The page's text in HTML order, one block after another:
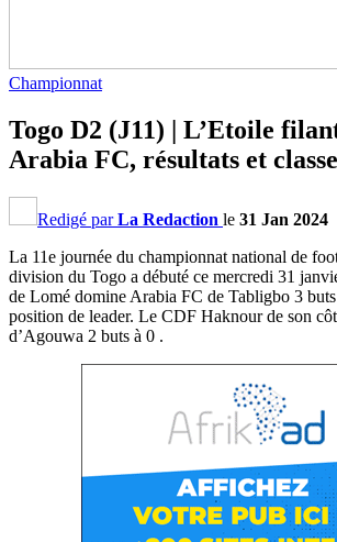
Championnat
Togo D2 (J11) | L’Etoile
Arabia FC, résultats et
Redigé parLa Redaction le 31 Jan 2024
La 11e journée du championnat national de
division du Togo a débuté ce mercredi 31
de Lomé domine Arabia FC de Tabligbo 3
position de leader. Le CDF Haknour de son
d’Agouwa 2 buts à 0 .